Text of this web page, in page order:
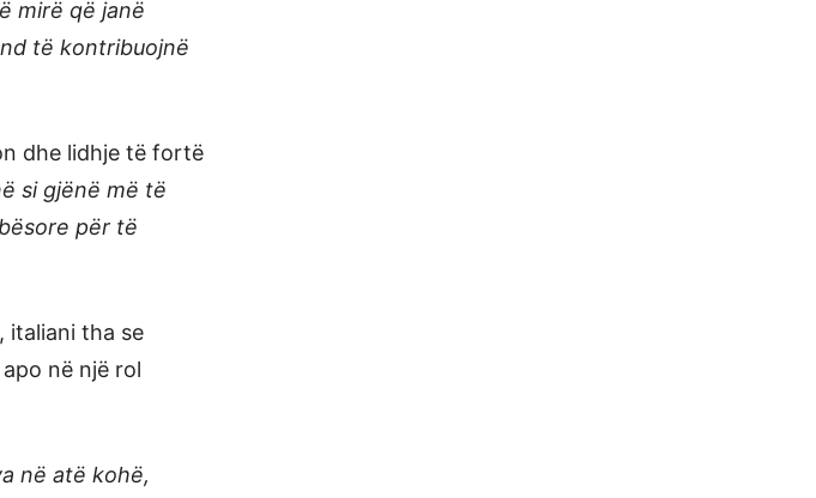
mirë që janë
të kontribuojnë
dhe lidhje të fortë
si gjënë më të
për të
italiani tha se
në një rol
në atë kohë,